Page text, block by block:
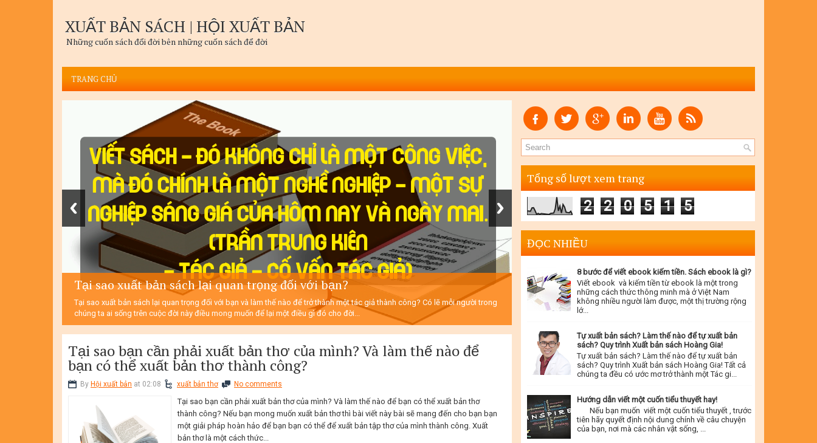
XUẤT BẢN SÁCH | HỘI XUẤT BẢN
Những cuốn sách đổi đời bên những cuốn sách để đời
TRANG CHỦ
Tại sao xuất bản sách lại quan trọng đối với bạn?
Tại sao xuất bản sách lại quan trọng đối với bạn và làm thế nào để trở thành một tác giả thành công? Có lẽ mỗi người trong
chúng ta ai sống trên cuộc đời này điều mong muốn để lại một điều gì đó cho đời...
Tại sao bạn cần phải xuất bản thơ của mình? Và làm thế nào để
bạn có thể xuất bản thơ thành công?
By Hội xuất bản at 02:08 xuất bản thơ No comments
Tại sao bạn cần phải xuất bản thơ của mình? Và làm thế nào để bạn có thể xuất bản thơ
thành công? Nếu bạn mong muốn xuất bản thơ thì bài viết này bài sẽ mang đến cho bạn bạn
một giải pháp hoàn hảo để bạn bạn có thể để xuất bản tập thơ của mình thành công. Xuất
bản thơ là một cách thức...
Tổng số lượt xem trang
2 2 0 5 1 5
ĐỌC NHIỀU
8 bước để viết ebook kiếm tiền. Sách ebook là gì?
Viết ebook và kiếm tiền từ ebook là một trong
những cách thức thông minh mà ở Việt Nam
không nhiều người làm được, một thị trường rộng
lớ...
Tự xuất bản sách? Làm thế nào để tự xuất bản
sách? Quy trình Xuất bản sách Hoàng Gia!
Tự xuất bản sách? Làm thế nào để tự xuất bản
sách? Quy trình Xuất bản sách Hoàng Gia! Tất cả
chúng ta đều có ước mơ trở thành một Tác gi...
Hướng dẫn viết một cuốn tiểu thuyết hay!
Nếu bạn muốn viết một cuốn tiểu thuyết , trước
tiên hãy quyết định nội dung chính về câu chuyện
của bạn, nơi mà các nhân vật sống, ...